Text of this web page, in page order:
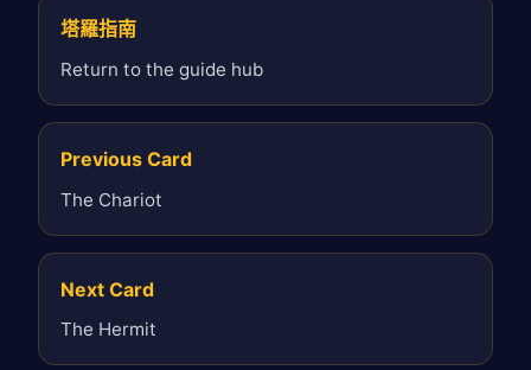
塔羅指南
Return to the guide hub
Previous Card
The Chariot
Next Card
The Hermit